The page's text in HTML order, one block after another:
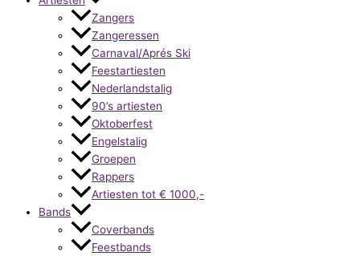
Zangers
Zangeressen
Carnaval/Aprés Ski
Feestartiesten
Nederlandstalig
90’s artiesten
Oktoberfest
Engelstalig
Groepen
Rappers
Artiesten tot € 1000,-
Bands
Coverbands
Feestbands